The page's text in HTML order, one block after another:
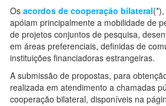
Os acordos de cooperação bilateral
apóiam principalmente a mobilidade de
de projetos conjuntos de pesquisa,
em áreas preferenciais, definidas de
instituições financiadoras estrangeiras.
A submissão de propostas, para
realizada em atendimento a chamadas
cooperação bilateral, disponíveis na